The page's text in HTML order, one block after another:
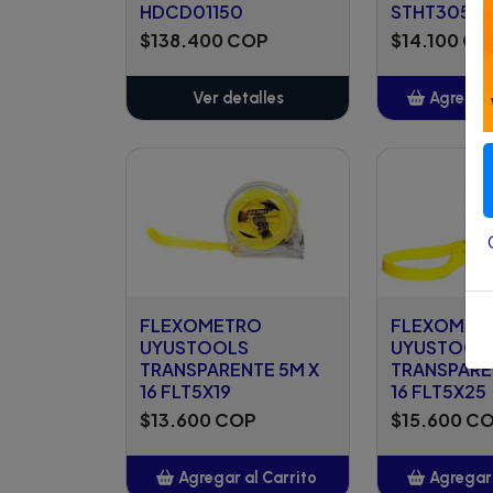
HDCD01150
$138.400 COP
Ver detalles
$14.100 COP
FLEXOMETRO
UYUSTOOLS
TRANSPARENTE 5M X
16 FLT5X19
$13.600 COP
Agregar al Carrito
UYUSTOOLS
16 FLT5X25
$15.600